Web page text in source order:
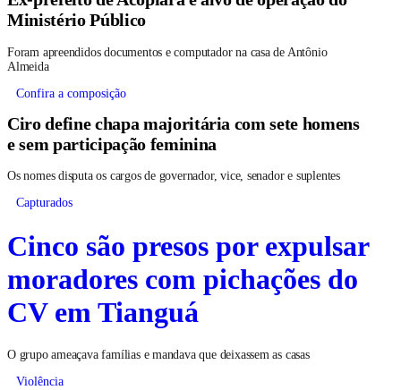
Ministério Público
Foram apreendidos documentos e computador na casa de Antônio
Almeida
Confira a composição
Ciro define chapa majoritária com sete homens
e sem participação feminina
Os nomes disputa os cargos de governador, vice, senador e suplentes
Capturados
Cinco são presos por expulsar
moradores com pichações do
CV em Tianguá
O grupo ameaçava famílias e mandava que deixassem as casas
Violência